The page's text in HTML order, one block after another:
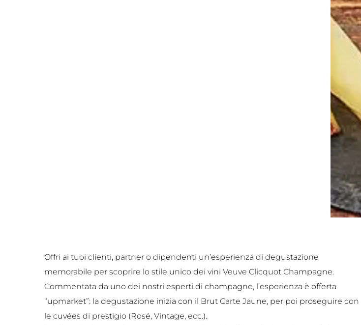
Offri ai tuoi clienti, partner o dipendenti un’esperienza di degustazione
memorabile per scoprire lo stile unico dei vini Veuve Clicquot Champagne.
Commentata da uno dei nostri esperti di champagne, l’esperienza è offerta
“upmarket”: la degustazione inizia con il Brut Carte Jaune, per poi proseguire con
le cuvées di prestigio (Rosé, Vintage, ecc.).